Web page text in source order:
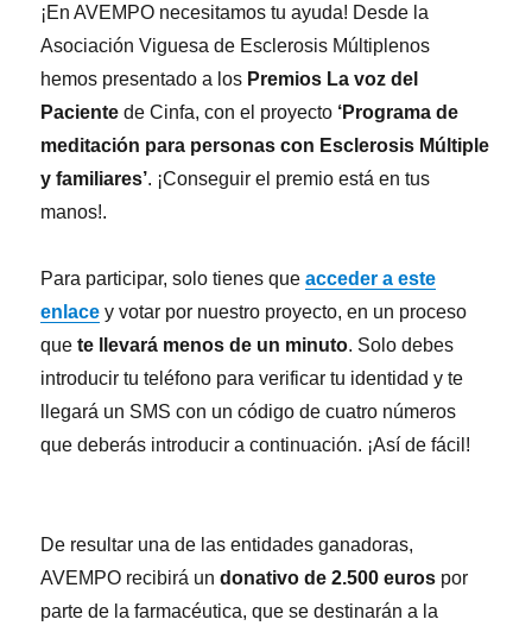
¡En AVEMPO necesitamos tu ayuda! Desde la
Asociación Viguesa de Esclerosis Múltiplenos
hemos presentado a los Premios La voz del
Paciente de Cinfa, con el proyecto ‘Programa de
meditación para personas con Esclerosis Múltiple
y familiares’. ¡Conseguir el premio está en tus
manos!.
Para participar, solo tienes queacceder a este
enlace y votar por nuestro proyecto, en un proceso
que te llevará menos de un minuto. Solo debes
introducir tu teléfono para verificar tu identidad y te
llegará un SMS con un código de cuatro números
que deberás introducir a continuación. ¡Así de fácil!
De resultar una de las entidades ganadoras,
AVEMPO recibirá undonativo de 2.500 euros por
parte de la farmacéutica, que se destinarán a la